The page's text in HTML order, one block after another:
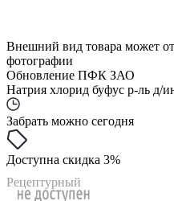
Внешний вид товара может
фотографии
Обновление ПФК ЗАО
Натрия хлорид буфус р-ль д/
Забрать можно сегодня
Доступна скидка 3%
Рецептурный